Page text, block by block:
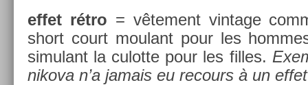
effet rétro = vête­ment vin­tage
short court moulant pour les
simulant la culot­te pour les fil­les.
nikova n’a jamais eu re­cours à un